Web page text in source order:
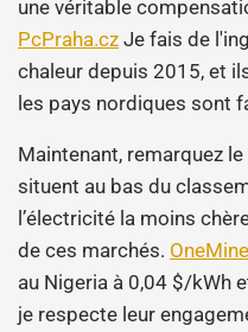
une véritable
PcPraha.cz Je fais de
chaleur depuis 2015, et
les pays nordiques sont
Maintenant, remarquez
situent au bas du
l’électricité la moins
de ces marchés.
au Nigeria à 0,04 $/kWh
je respecte leur